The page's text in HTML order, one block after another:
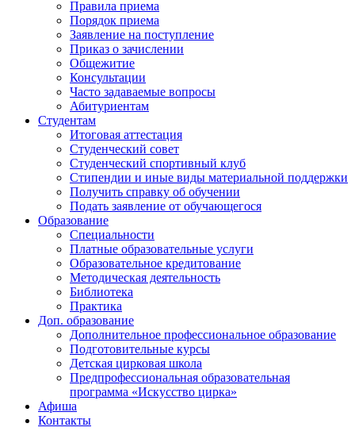
Правила приема
Порядок приема
Заявление на поступление
Приказ о зачислении
Общежитие
Консультации
Часто задаваемые вопросы
Абитуриентам
Студентам
Итоговая аттестация
Студенческий совет
Студенческий спортивный клуб
Стипендии и иные виды материальной поддержки
Получить справку об обучении
Подать заявление от обучающегося
Образование
Специальности
Платные образовательные услуги
Образовательное кредитование
Методическая деятельность
Библиотека
Практика
Доп. образование
Дополнительное профессиональное образование
Подготовительные курсы
Детская цирковая школа
Предпрофессиональная образовательная
программа «Искусство цирка»
Афиша
Контакты